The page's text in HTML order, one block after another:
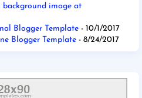
background image at
Blogger Template - 10/1/2017
Blogger Template - 8/24/2017